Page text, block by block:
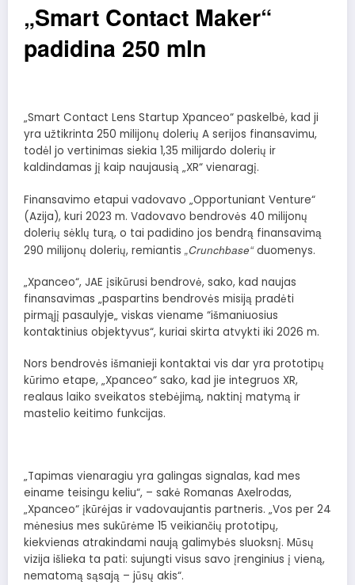
„Smart Contact Maker“
padidina 250 mln
„Smart Contact Lens Startup Xpanceo“ paskelbė, kad ji
yra užtikrinta 250 milijonų dolerių A serijos finansavimu,
todėl jo vertinimas siekia 1,35 milijardo dolerių ir
kaldindamas jį kaip naujausią „XR“ vienaragį.
Finansavimo etapui vadovavo „Opportuniant Venture“
(Azija), kuri 2023 m. Vadovavo bendrovės 40 milijonų
dolerių sėklų turą, o tai padidino jos bendrą finansavimą
290 milijonų dolerių, remiantis „Crunchbase“duomenys.
„Xpanceo“, JAE įsikūrusi bendrovė, sako, kad naujas
finansavimas „paspartins bendrovės misiją pradėti
pirmąjį pasaulyje„ viskas viename “išmaniuosius
kontaktinius objektyvus“, kuriai skirta atvykti iki 2026 m.
Nors bendrovės išmanieji kontaktai vis dar yra prototipų
kūrimo etape, „Xpanceo“ sako, kad jie integruos XR,
realaus laiko sveikatos stebėjimą, naktinį matymą ir
mastelio keitimo funkcijas.
„Tapimas vienaragiu yra galingas signalas, kad mes
einame teisingu keliu“, – sakė Romanas Axelrodas,
„Xpanceo“ įkūrėjas ir vadovaujantis partneris. „Vos per 24
mėnesius mes sukūrėme 15 veikiančių prototipų,
kiekvienas atrakindami naują galimybės sluoksnį. Mūsų
vizija išlieka ta pati: sujungti visus savo įrenginius į vieną,
nematomą sąsają – jūsų akis“.